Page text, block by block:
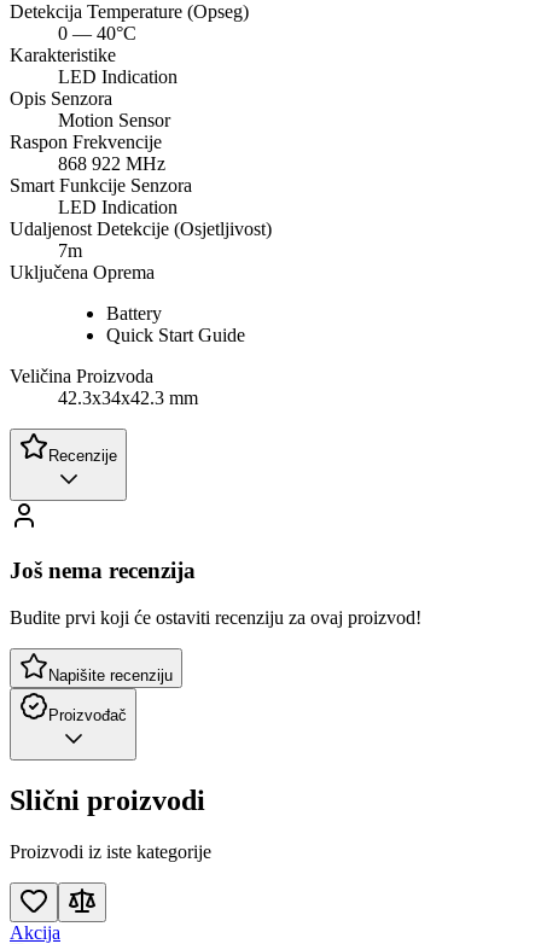
Detekcija Temperature (Opseg)
0 — 40°C
Karakteristike
LED Indication
Opis Senzora
Motion Sensor
Raspon Frekvencije
868 922 MHz
Smart Funkcije Senzora
LED Indication
Udaljenost Detekcije (Osjetljivost)
7m
Uključena Oprema
Battery
Quick Start Guide
Veličina Proizvoda
42.3x34x42.3 mm
Recenzije
Još nema recenzija
Budite prvi koji će ostaviti recenziju za ovaj proizvod!
Napišite recenziju
Proizvođač
Slični proizvodi
Proizvodi iz iste kategorije
Akcija